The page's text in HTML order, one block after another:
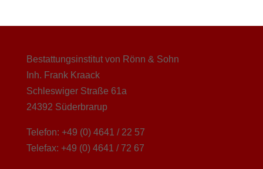
Bestattungsinstitut von Rönn & Sohn
Inh. Frank Kraack
Schleswiger Straße 61a
24392 Süderbrarup
Telefon: +49 (0) 4641 / 22 57
Telefax: +49 (0) 4641 / 72 67